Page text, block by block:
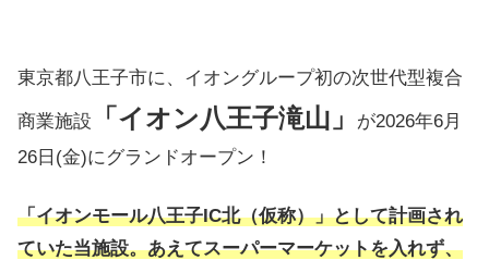
東京都八王子市に、イオングループ初の次世代型複合
商業施設 「イオン八王子滝山」
が2026年6月
26日(金)にグランドオープン！
「イオンモール八王子IC北（仮称）」として計画され
ていた当施設。あえてスーパーマーケットを入れず、